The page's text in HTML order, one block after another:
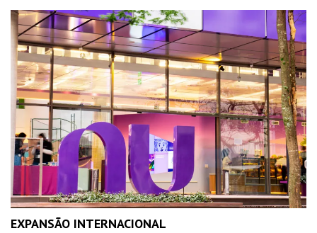
EXPANSÃO INTERNACIONAL